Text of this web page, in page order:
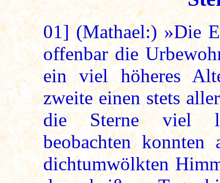
01](Mathael:) »Die
offenbar die
ein viel höheres
zweite einen stets
die Sterne viel
beobachten
dichtumwölkten